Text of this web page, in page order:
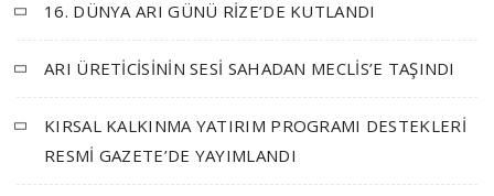
16. DÜNYA ARI GÜNÜ RİZE’DE KUTLANDI
ARI ÜRETİCİSİNİN SESİ SAHADAN MECLİS’E TAŞINDI
KIRSAL KALKINMA YATIRIM PROGRAMI DESTEKLERİ
RESMİ GAZETE’DE YAYIMLANDI